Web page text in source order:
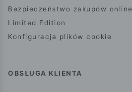
Bezpieczeństwo zakupów online
Limited Edition
Konfiguracja plików cookie
OBSŁUGA KLIENTA